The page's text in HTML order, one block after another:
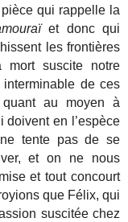
qui rappelle la
et donc qui
les frontières
suscite notre
interminable de ces
au moyen à
doivent en l’espèce
tente pas de se
et on ne nous
et tout concourt
que Félix, qui
suscitée chez